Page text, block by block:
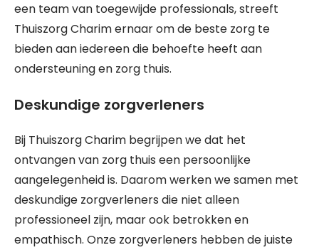
een team van toegewijde professionals, streeft
Thuiszorg Charim ernaar om de beste zorg te
bieden aan iedereen die behoefte heeft aan
ondersteuning en zorg thuis.
Deskundige zorgverleners
Bij Thuiszorg Charim begrijpen we dat het
ontvangen van zorg thuis een persoonlijke
aangelegenheid is. Daarom werken we samen met
deskundige zorgverleners die niet alleen
professioneel zijn, maar ook betrokken en
empathisch. Onze zorgverleners hebben de juiste